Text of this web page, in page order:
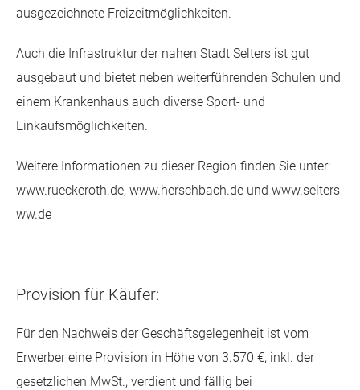
ausgezeichnete Freizeitmöglichkeiten.
Auch die Infrastruktur der nahen Stadt Selters ist gut
ausgebaut und bietet neben weiterführenden Schulen und
einem Krankenhaus auch diverse Sport- und
Einkaufsmöglichkeiten.
Weitere Informationen zu dieser Region finden Sie unter:
www.rueckeroth.de, www.herschbach.de und www.selters-
ww.de
Provision für Käufer:
Für den Nachweis der Geschäftsgelegenheit ist vom
Erwerber eine Provision in Höhe von 3.570 €, inkl. der
gesetzlichen MwSt., verdient und fällig bei